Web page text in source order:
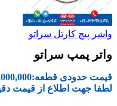
واشر پیچ کارتل سراتو
واتر پمپ سراتو
قیمت حدودی قطعه:
لطفا جهت اطلاع از قیمت